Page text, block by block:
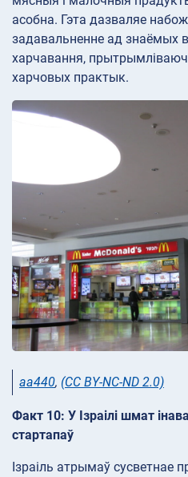
асобна. Гэта дазваляе
задавальненне ад знаёмых
харчавання,
харчовых практык.
aa440, (CC BY-NC-ND 2.0)
Факт 10: У Ізраілі шмат
стартапаў
Ізраіль атрымаў